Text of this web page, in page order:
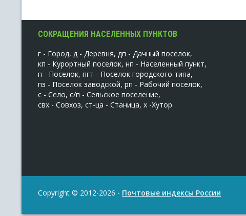
СОКРАЩЕНИЯ НАСЕЛЕННЫХ ПУНКТОВ
г - Город, д - Деревня, дп - Дачный поселок,
кп - Курортный поселок, нп - Населенный пункт,
п - Поселок, пгт - Поселок городского типа,
пз - Поселок заводской, рп - Рабочий поселок,
с - Село, с/п - Сельское поселение,
свх - Совхоз, ст-ца - Станица, х -Хутор
Copyright © 2012-2026 - Почтовые индексы России